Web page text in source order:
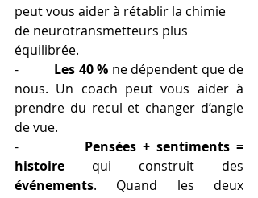
peut vous aider à rétablir la chimie
de neurotransmetteurs plus
équilibrée.
- Les 40 % ne dépendent que de
nous. Un coach peut vous aider à
prendre du recul et changer d’angle
de vue.
- Pensées + sentiments =
histoire
événements. Quand les deux